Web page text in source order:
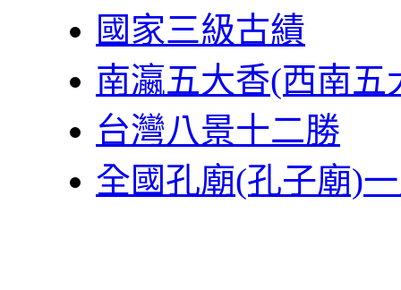
國家三級古績
南瀛五大香(西南五
台灣八景十二勝
全國孔廟(孔子廟)